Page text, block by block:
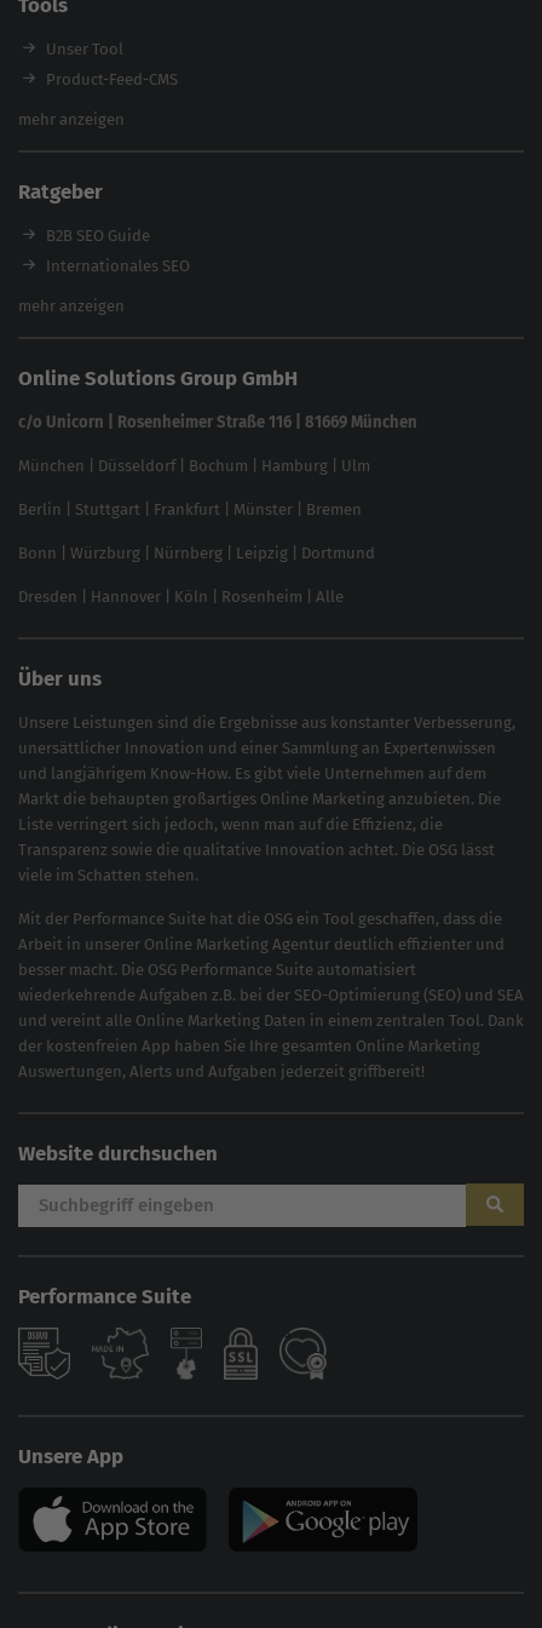
Enterprise SEO Agentur
Workshops
Tools
Unser Tool
Product-Feed-CMS
Website Analyse
Backlink-Check
Ladezeiten-Check
Brand Protection Tool
Website SEO Check
feed2content.ai
mehr anzeigen
Ratgeber
B2B SEO Guide
Internationales SEO
eCommerce SEO
In ChatGPT gefunden werden
Linkbuilding 2025
Local SEO
SEO für Online Shops
Brand Monitoring 2025
mehr anzeigen
Online Solutions Group GmbH
c/o Unicorn | Rosenheimer Straße 116 | 81669 München
München Düsseldorf| Bochum Hamburg Ulm
Berlin Stuttgart Frankfurt Münster Bremen
Bonn Würzburg Nürnberg Leipzig Dortmund
Dresden Hannover Köln Rosenheim Alle
Über uns
Unsere Leistungen sind die Ergebnisse aus konstanter Verbesserung,
unersättlicher Innovation und einer Sammlung an Expertenwissen
und langjährigem Know-How. Es gibt viele Unternehmen auf dem
Markt die behaupten großartiges Online Marketing anzubieten. Die
Liste verringert sich jedoch, wenn man auf die Effizienz, die
Transparenz sowie die qualitative Innovation achtet. Die OSG lässt
viele im Schatten stehen.
Mit der Performance Suite hat die OSG ein Tool geschaffen, dass die
Arbeit in unserer Online Marketing Agentur deutlich effizienter und
besser macht. Die OSG Performance Suite automatisiert
wiederkehrende Aufgaben z.B. bei der SEO-Optimierung (SEO) und SEA
und vereint alle Online Marketing Daten in einem zentralen Tool. Dank
der kostenfreien App haben Sie Ihre gesamten Online Marketing
Auswertungen, Alerts und Aufgaben jederzeit griffbereit!
Website durchsuchen
Performance Suite
Unsere App